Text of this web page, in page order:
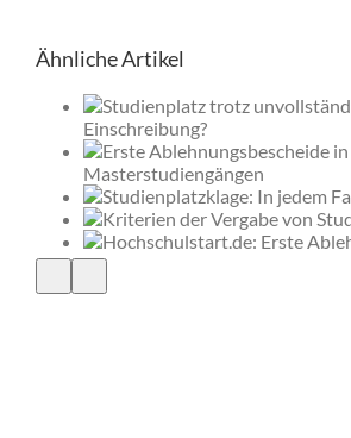
Ähnliche Artikel